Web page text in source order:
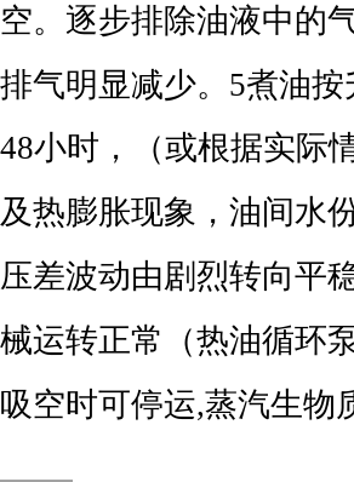
空。逐步排除油液中的
排气明显减少。5煮油
48小时，（或根据实际
及热膨胀现象，油间水
压差波动由剧烈转向平
械运转正常（热油循环
吸空时可停运,蒸汽生物